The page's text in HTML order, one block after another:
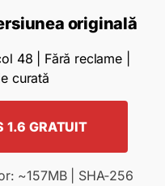
originală
48 | Fără reclame |
curată
1.6 GRATUIT
~157MB | SHA‑256